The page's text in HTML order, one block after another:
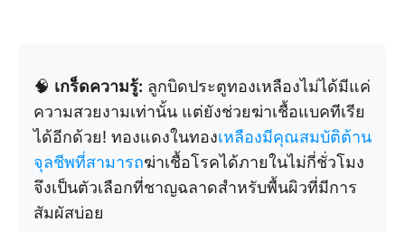
🧠 เกร็ดความรู้: ลูกบิดประตูทองเหลืองไม่ได้มีแค่
ความสวยงามเท่านั้น แต่ยังช่วยฆ่าเชื้อแบคทีเรีย
ได้อีกด้วย! ทองแดงในทองเหลืองมีคุณสมบัติต้าน
จุลชีพที่สามารถฆ่าเชื้อโรคได้ภายในไม่กี่ชั่วโมง
จึงเป็นตัวเลือกที่ชาญฉลาดสำหรับพื้นผิวที่มีการ
สัมผัสบ่อย